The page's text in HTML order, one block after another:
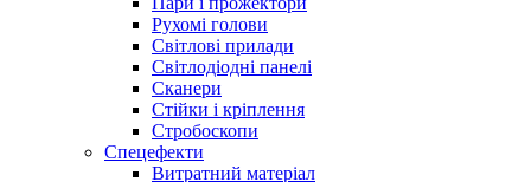
Рухомі голови
Світлові прилади
Світлодіодні панелі
Сканери
Стійки і кріплення
Стробоскопи
Спецефекти
Витратний матеріал